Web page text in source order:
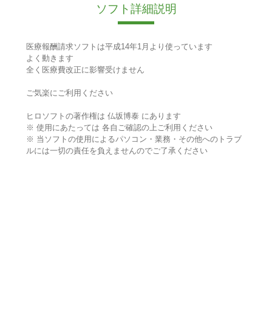
ソフト詳細説明
医療報酬請求ソフトは平成14年1月より使っています
よく動きます
全く医療費改正に影響受けません
ご気楽にご利用ください
ヒロソフトの著作権は 仏坂博泰 にあります
※ 使用にあたっては 各自ご確認の上ご利用ください
※ 当ソフトの使用によるパソコン・業務・その他へのトラブ
ルには一切の責任を負えませんのでご了承ください